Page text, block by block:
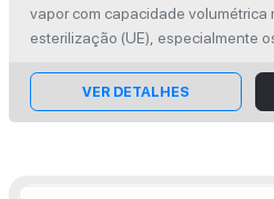
vapor com capacidade volumétrica
esterilização (UE), especialmente
motivos médicos, ...
VER DETALHES